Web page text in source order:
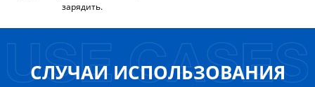
зарядить.
СЛУЧАИ ИСПОЛЬЗОВАНИЯ